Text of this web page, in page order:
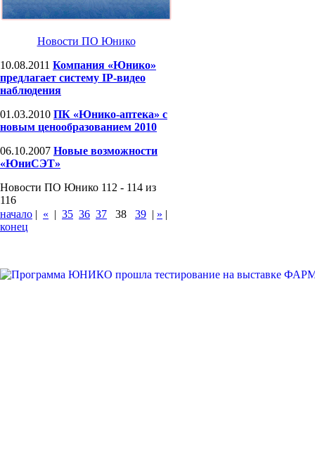
Новости ПО Юнико
10.08.2011 Компания «Юнико»
предлагает систему IP-видео
наблюдения
01.03.2010 ПК «Юнико-аптека» с
новым ценообразованием 2010
06.10.2007 Новые возможности
«ЮниСЭТ»
Новости ПО Юнико 112 - 114 из
116
начало | « | 35 36 37 38 39 | » |
конец